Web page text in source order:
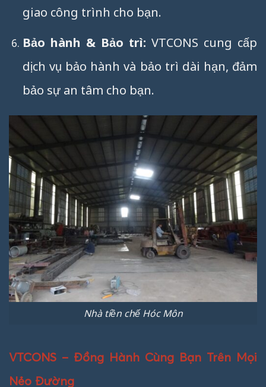
giao công trình cho bạn.
Bảo hành & Bảo trì: VTCONS cung cấp
dịch vụ bảo hành và bảo trì dài hạn, đảm
bảo sự an tâm cho bạn.
Nhà tiền chế Hóc Môn
VTCONS – Đồng Hành Cùng Bạn Trên Mọi
Nẻo Đường